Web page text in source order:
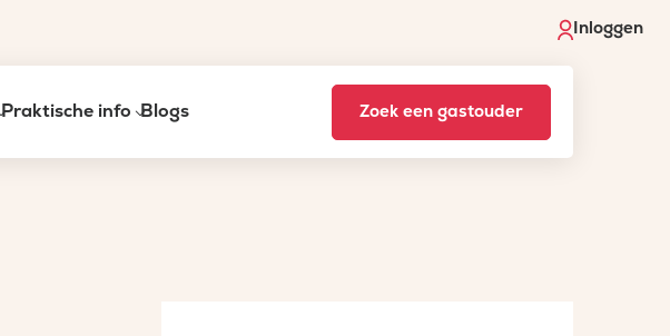
Inloggen
Praktische info Blogs Zoek een gastouder